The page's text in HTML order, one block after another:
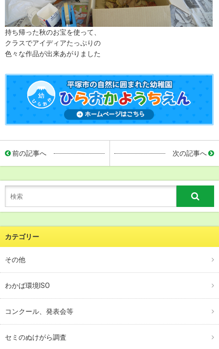
持ち帰った秋のお宝を使って、
クラスでアイディアたっぷりの
色々な作品が出来あがりました
前の記事へ 次の記事へ
カテゴリー
その他
わかば環境ISO
コンクール、発表会等
セミのぬけがら調査